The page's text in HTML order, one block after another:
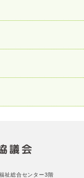
祉総合センター3階